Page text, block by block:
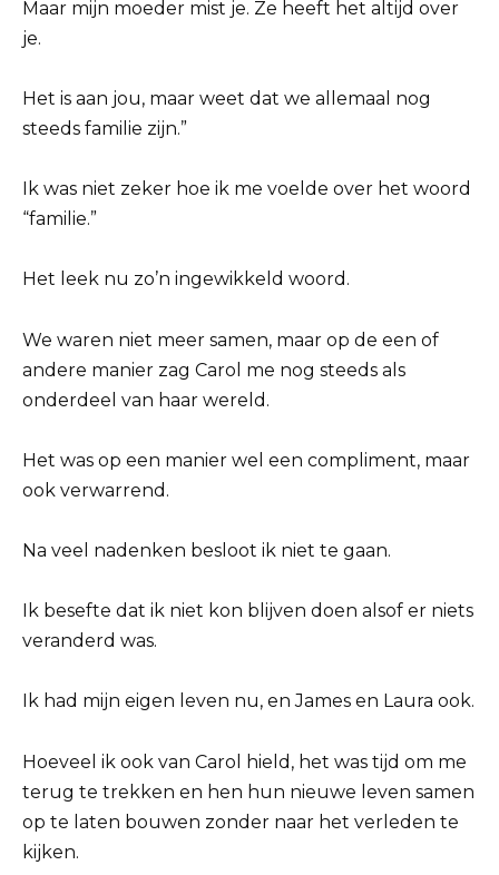
Maar mijn moeder mist je. Ze heeft het altijd over
je.
Het is aan jou, maar weet dat we allemaal nog
steeds familie zijn.”
Ik was niet zeker hoe ik me voelde over het woord
“familie.”
Het leek nu zo’n ingewikkeld woord.
We waren niet meer samen, maar op de een of
andere manier zag Carol me nog steeds als
onderdeel van haar wereld.
Het was op een manier wel een compliment, maar
ook verwarrend.
Na veel nadenken besloot ik niet te gaan.
Ik besefte dat ik niet kon blijven doen alsof er niets
veranderd was.
Ik had mijn eigen leven nu, en James en Laura ook.
Hoeveel ik ook van Carol hield, het was tijd om me
terug te trekken en hen hun nieuwe leven samen
op te laten bouwen zonder naar het verleden te
kijken.